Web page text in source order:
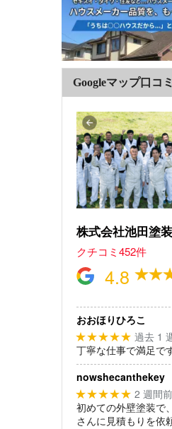
Googleマップ口コ
株式会社池田塗
クチコミ452件
4.8
おおほりひろこ
★★★★★ 過去 1
丁寧な仕事で満足です
nowshecanthekey
★★★★★ 2 週間前
初めての外壁塗装で
さんに見積もりを依